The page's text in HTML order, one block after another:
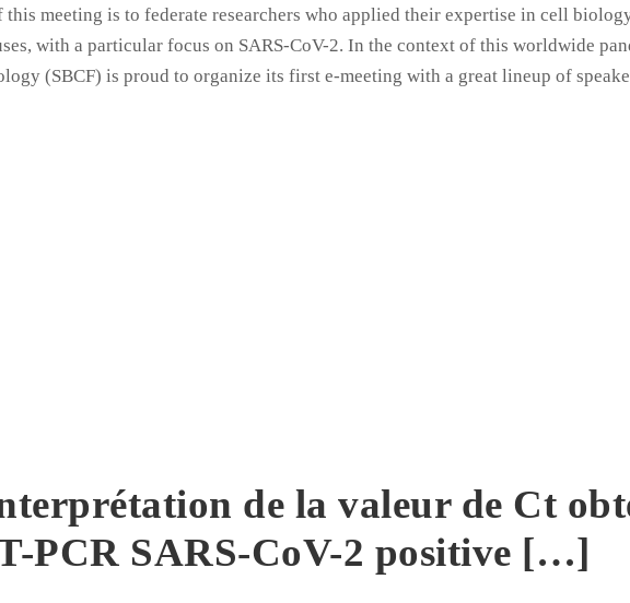
this meeting is to federate researchers who applied their expertise in cell
with a particular focus on SARS-CoV-2. In the context of this worldwide
(SBCF) is proud to organize its first e-meeting with a great lineup of
de la valeur de Ct
PCR SARS-CoV-2 positive […]